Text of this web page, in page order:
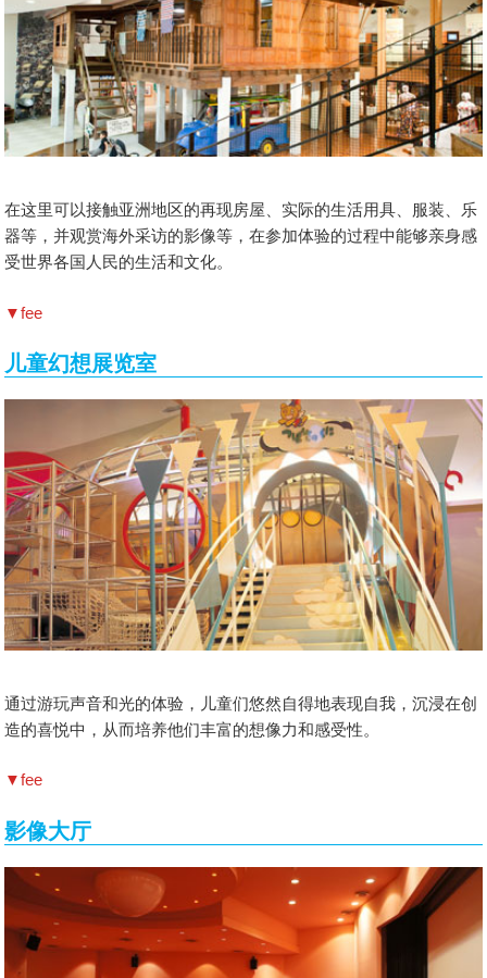
在这里可以接触亚洲地区的再现房屋、实际的生活用具、服装、乐
器等，并观赏海外采访的影像等，在参加体验的过程中能够亲身感
受世界各国人民的生活和文化。
▼fee
儿童幻想展览室
通过游玩声音和光的体验，儿童们悠然自得地表现自我，沉浸在创
造的喜悦中，从而培养他们丰富的想像力和感受性。
▼fee
影像大厅